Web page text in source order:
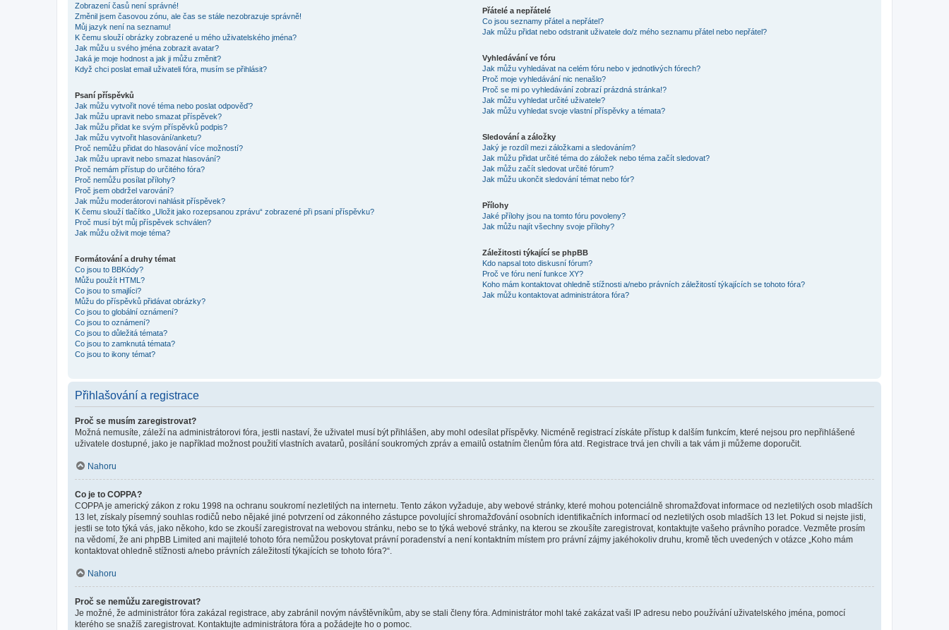
Zobrazení časů není správné!
Změnil jsem časovou zónu, ale čas se stále nezobrazuje správně!
Můj jazyk není na seznamu!
K čemu slouží obrázky zobrazené u mého uživatelského jména?
Jak můžu u svého jména zobrazit avatar?
Jaká je moje hodnost a jak ji můžu změnit?
Když chci poslat email uživateli fóra, musím se přihlásit?
Psaní příspěvků
Jak můžu vytvořit nové téma nebo poslat odpověď?
Jak můžu upravit nebo smazat příspěvek?
Jak můžu přidat ke svým příspěvků podpis?
Jak můžu vytvořit hlasování/anketu?
Proč nemůžu přidat do hlasování více možností?
Jak můžu upravit nebo smazat hlasování?
Proč nemám přístup do určitého fóra?
Proč nemůžu posílat přílohy?
Proč jsem obdržel varování?
Jak můžu moderátorovi nahlásit příspěvek?
K čemu slouží tlačítko „Uložit jako rozepsanou zprávu“ zobrazené při psaní příspěvku?
Proč musí být můj příspěvek schválen?
Jak můžu oživit moje téma?
Formátování a druhy témat
Co jsou to BBKódy?
Můžu použít HTML?
Co jsou to smajlíci?
Můžu do příspěvků přidávat obrázky?
Co jsou to globální oznámení?
Co jsou to oznámení?
Co jsou to důležitá témata?
Co jsou to zamknutá témata?
Co jsou to ikony témat?
Přátelé a nepřátelé
Co jsou seznamy přátel a nepřátel?
Jak můžu přidat nebo odstranit uživatele do/z mého seznamu přátel nebo nepřátel?
Vyhledávání ve fóru
Jak můžu vyhledávat na celém fóru nebo v jednotlivých fórech?
Proč moje vyhledávání nic nenašlo?
Proč se mi po vyhledávání zobrazí prázdná stránka!?
Jak můžu vyhledat určité uživatele?
Jak můžu vyhledat svoje vlastní příspěvky a témata?
Sledování a záložky
Jaký je rozdíl mezi záložkami a sledováním?
Jak můžu přidat určité téma do záložek nebo téma začít sledovat?
Jak můžu začít sledovat určité fórum?
Jak můžu ukončit sledování témat nebo fór?
Přílohy
Jaké přílohy jsou na tomto fóru povoleny?
Jak můžu najít všechny svoje přílohy?
Záležitosti týkající se phpBB
Kdo napsal toto diskusní fórum?
Proč ve fóru není funkce XY?
Koho mám kontaktovat ohledně stížnosti a/nebo právních záležitostí týkajících se tohoto fóra?
Jak můžu kontaktovat administrátora fóra?
Přihlašování a registrace
Proč se musím zaregistrovat?
Možná nemusíte, záleží na administrátorovi fóra, jestli nastaví, že uživatel musí být přihlášen, aby mohl odesílat příspěvky. Nicméně registrací získáte přístup k dalším funkcím, které nejsou pro nepřihlášené
uživatele dostupné, jako je například možnost použití vlastních avatarů, posílání soukromých zpráv a emailů ostatním členům fóra atd. Registrace trvá jen chvíli a tak vám ji můžeme doporučit.
Nahoru
Co je to COPPA?
COPPA je americký zákon z roku 1998 na ochranu soukromí nezletilých na internetu. Tento zákon vyžaduje, aby webové stránky, které mohou potenciálně shromažďovat informace od nezletilých osob mladších
13 let, získaly písemný souhlas rodičů nebo nějaké jiné potvrzení od zákonného zástupce povolující shromažďování osobních identifikačních informací od nezletilých osob mladších 13 let. Pokud si nejste jisti,
jestli se toto týká vás, jako někoho, kdo se zkouší zaregistrovat na webovou stránku, nebo se to týká webové stránky, na kterou se zkoušíte zaregistrovat, kontaktujte vašeho právního poradce. Vezměte prosím
na vědomí, že ani phpBB Limited ani majitelé tohoto fóra nemůžou poskytovat právní poradenství a není kontaktním místem pro právní zájmy jakéhokoliv druhu, kromě těch uvedených v otázce „Koho mám
kontaktovat ohledně stížnosti a/nebo právních záležitostí týkajících se tohoto fóra?“.
Nahoru
Proč se nemůžu zaregistrovat?
Je možné, že administrátor fóra zakázal registrace, aby zabránil novým návštěvníkům, aby se stali členy fóra. Administrátor mohl také zakázat vaši IP adresu nebo používání uživatelského jména, pomocí
kterého se snažíš zaregistrovat. Kontaktujte administrátora fóra a požádejte ho o pomoc.